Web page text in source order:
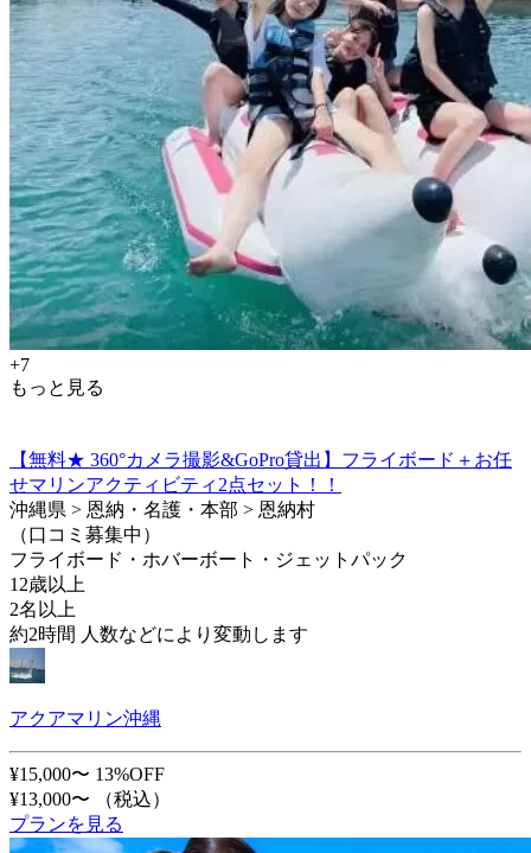
+7
もっと見る
【無料★ 360°カメラ撮影&GoPro貸出】フライボード＋お任
せマリンアクティビティ2点セット！！
沖縄県 > 恩納・名護・本部 > 恩納村
（口コミ募集中）
フライボード・ホバーボート・ジェットパック
12歳以上
2名以上
約2時間 人数などにより変動します
アクアマリン沖縄
¥15,000〜 13%OFF
¥13,000〜
（税込）
プランを見る